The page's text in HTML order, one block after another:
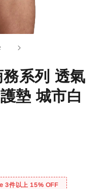
系列 透氣
墊 城市白
3件以上 15% OFF